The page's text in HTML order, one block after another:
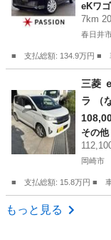
ドア
ート
eKワ
7km
春日井
■ 支払総額: 134.9万円 ■
eK
三菱
ラ （
その他
岡崎市
■ 支払総額: 15.8万円 ■
愛知 岡崎市
もっと見る